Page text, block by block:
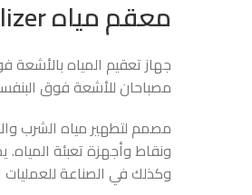
معقم مياه EB-45 UV water sterilizer
مصباحان للأشعة فوق
مصمم لتطهير مياه الشرب
ونقاط وأجهزة تعبئة
وكذلك في الصناعة للعمليات